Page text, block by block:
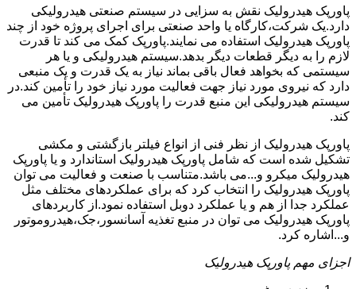
پاورپک هیدرولیک نقش به سزایی در سیستم صنعتی هیدرولیکی
دارد.یک شرکت،کارگاه یا واحد صنعتی برای اجرای پروژه خود از چند
پاورپک هیدرولیک استفاده می نمایند.پاورپک کمک می کند تا قدرت
لازم را به دیگر قطعات دیگر بدهد.سیستم هیدرولیکی و یا هر
سیستمی که بخواهد فعال باقی بماند نیاز به یک قدرت و یک منبعی
دارد که نیروی مورد نیاز جهت فعالیت مورد نیاز خود را تأمین کند.در
سیستم هیدرولیکی این منبع قدرت را پاورپک هیدرولیک تأمین می
کند.
پاورپک هیدرولیک از نظر فنی از انواع فیلتر بازگشتی و مکشی
تشکیل شده است که شامل پاورپک هیدرولیک استاندارد و یا پاورپک
هیدرولیک میکرو و...می باشد.متناسب با صنعت و فعالیت می توان
پاورپک هیدرولیک را انتخاب کرد که برای عملکردهای مختلف مثل
عملکرد جدا از هم و یا عملکرد دوبل استفاده نمود.از کاربردهای
پاورپک هیدرولیک می توان در منبع تغذیه آسانسور،جک،هیدروموتور
و...اشاره کرد.
اجزای مهم پاورپک هیدرولیک